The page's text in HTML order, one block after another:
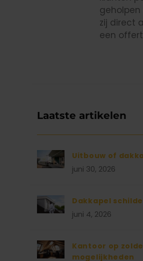
geholpen
zij direct
een
Laatste artikelen
Uitbouw of
juni 30, 2026
Dakkapel
juni 4, 2026
Kantoor op
mogelijkheden